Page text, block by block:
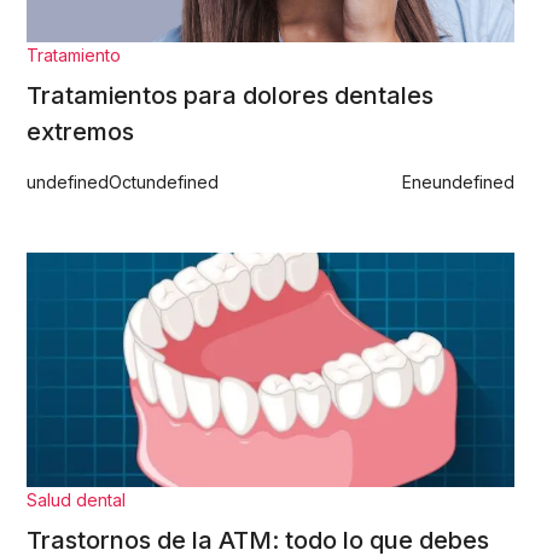
Tratamiento
Tratamientos para dolores dentales
extremos
undefinedOctundefined Eneundefined
Salud dental
Trastornos de la ATM: todo lo que debes